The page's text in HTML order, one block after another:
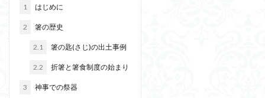
1 はじめに
2 箸の歴史
2.1 箸の匙(さじ)の出土事例
2.2 折箸と箸食制度の始まり
3 神事での祭器